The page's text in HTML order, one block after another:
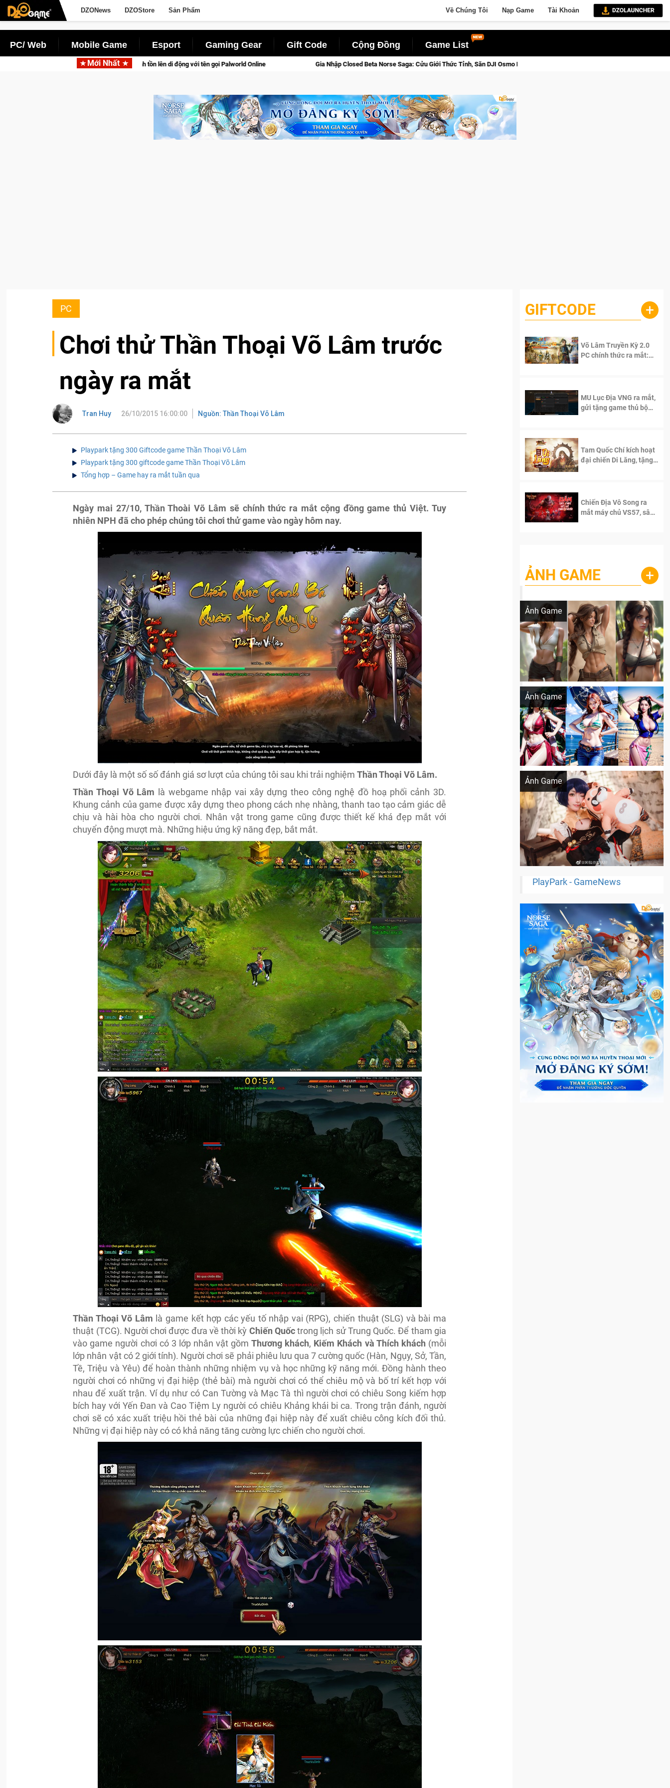
DZONews DZOStore Sản Phẩm Về Chúng Tôi Nạp Game Tài Khoản
PC/ Web Mobile Game Esport Gaming Gear Gift Code Cộng Đồng Game List
Mới Nhất
thú sinh tồn lên di động với tên gọi Palworld Online Gia Nhập Closed Beta Norse Saga: Cửu Giới Thức Tỉnh, Săn DJI Osmo Pocket 3 Ngay Hôm Nay
PC
Chơi thử Thần Thoại Võ Lâm trước
ngày ra mắt
Tran Huy 26/10/2015 16:00:00 Nguồn: Thần Thoại Võ Lâm
Playpark tặng 300 Giftcode game Thần Thoại Võ Lâm
Playpark tặng 300 giftcode game Thần Thoại Võ Lâm
Tổng hợp – Game hay ra mắt tuần qua
Ngày mai 27/10, Thần Thoài Võ Lâm sẽ chính thức ra mắt cộng đồng game thủ Việt. Tuy
nhiên NPH đã cho phép chúng tôi chơi thử game vào ngày hôm nay.
Dưới đây là một số số đánh giá sơ lượt của chúng tôi sau khi trải nghiệmThần Thoại Võ Lâm.
Thần Thoại Võ Lâm là webgame nhập vai xây dựng theo công nghệ đồ hoạ phối cảnh 3D.
Khung cảnh của game được xây dựng theo phong cách nhẹ nhàng, thanh tao tạo cảm giác dễ
chịu và hài hòa cho người chơi. Nhân vật trong game cũng được thiết kế khá đẹp mắt với
chuyển động mượt mà. Những hiệu ứng kỹ năng đẹp, bắt mắt.
Thần Thoại Võ Lâm là game kết hợp các yếu tố nhập vai (RPG), chiến thuật (SLG) và bài ma
thuật (TCG). Người chơi được đưa về thời kỳ Chiến Quốctrong lịch sử Trung Quốc. Để tham gia
vào game người chơi có 3 lớp nhân vật gồmThương khách, Kiếm Khách và Thích khách (mỗi
lớp nhân vật có 2 giới tính). Người chơi sẽ phải phiêu lưu qua 7 cường quốc (Hàn, Ngụy, Sở, Tần,
Tề, Triệu và Yêu) để hoàn thành những nhiệm vụ và học những kỹ năng mới. Đồng hành theo
người chơi có những vị đại hiệp (thẻ bài) mà người chơi có thể chiêu mộ và bố trí kết hợp với
nhau để xuất trận. Ví dụ như có Can Tường và Mạc Tà thì người chơi có chiêu Song kiếm hợp
bích hay với Yến Đan và Cao Tiệm Ly người có chiêu Khảng khái bi ca. Trong trận đánh, người
chơi sẽ có xác xuất triệu hồi thẻ bài của những đại hiệp này để xuất chiêu công kích đối thủ.
Những vị đại hiệp này có có khả năng tăng cường lực chiến cho người chơi.
GIFTCODE +
Võ Lâm Truyền Kỳ 2.0
PC chính thức ra mắt:
MU Lục Địa VNG ra mắt,
gửi tặng game thủ bộ
Tam Quốc Chí kích hoạt
đại chiến Di Lăng, tặng
Chiến Địa Vô Song ra
mắt máy chủ VS57, sân
ẢNH GAME +
Ảnh Game
Lala Croft vừa nóng vừa xinh dưới nét vẽ
Ảnh Game
Khi AI Cosplay gái đẹp One Piece
Ảnh Game
Cosplay Xiangling siêu cute
PlayPark - GameNews